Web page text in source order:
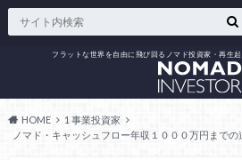
フラットな世界を自由に飛び回るノマド投資家・再生
HOME
1 事業投資家
ノマド・キャッシュフロー年収１０００万円までの